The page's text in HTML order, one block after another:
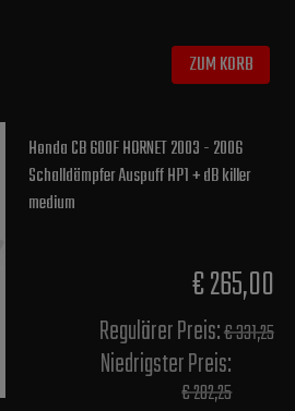
ZUM KORB
Honda CB 600F HORNET 2003 - 2006
Schalldämpfer Auspuff HP1 + dB killer
medium
€ 265,00
Regulärer Preis:€ 331,25
Niedrigster Preis:
€ 282,25